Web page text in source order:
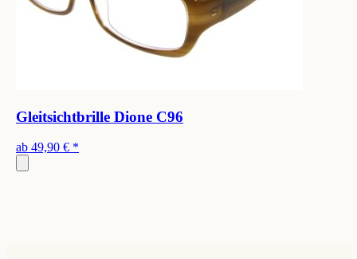
Gleitsichtbrille Dione C96
ab 49,90 € *